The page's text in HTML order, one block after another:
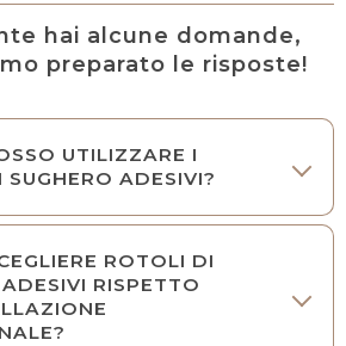
hai alcune domande,
preparato le risposte!
UTILIZZARE I
ADESIVI?
ROTOLI DI
RISPETTO